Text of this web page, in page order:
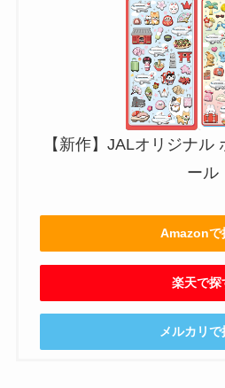
【新作】JALオリジナル
ール
Amazonで
楽天で探
メルカリで